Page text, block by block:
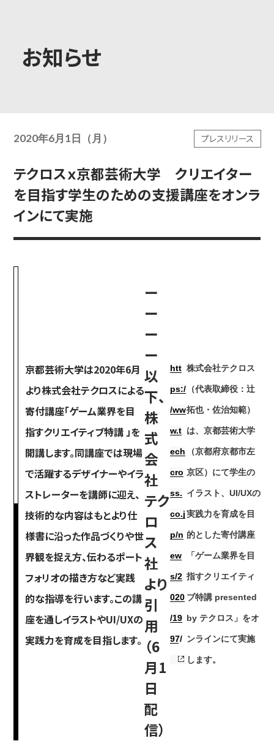
高校生・受験生の方 在学生の方
卒業生の方 企業の方
教育・社会連携
学生生活・就職
日本 English 한국어
简体字 繁体字
お知らせ
2020年6月1日（月） プレスリリース
テクロスｘ京都芸術大学 クリエイター
を目指す学生のための支援講座をオンラ
インにて実施
京都芸術大学は2020年6月
より株式会社テクロスによる
寄付講座「ゲーム業界を目
指すクリエイティブ特講 」を
開講します。同講座では現場
で活躍するデザイナーやイラ
ストレーターを講師に迎え、
技術的な内容はもとより仕
様書に沿った作品づくりや世
界観を捉え方、伝わるポート
フォリオの描き方など実践
的な指導を行います。この講
座を通しイラストやUI/UXの
実践力を育成を目指します。
ー
ー
ー
ー
以
下、
株
式
会
社
テク
ロ
ス
社
より
引
用
（6
月1
日
配
信）
htt
ps:/
/ww
w.t
ech
cro
ss.
co.j
p/n
ew
s/2
020
/19
97/
株式会社テクロス
（代表取締役：辻
拓也・佐治知範）
は、京都芸術大学
（京都府京都市左
京区）にて学生の
イラスト、UI/UXの
実践力を育成を目
的とした寄付講座
「ゲーム業界を目
指すクリエイティ
ブ特講 presented
by テクロス」をオ
ンラインにて実施
します。